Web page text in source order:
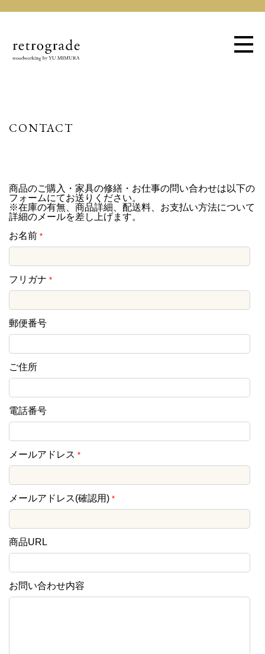
CONTACT
商品のご購入・家具の修繕・お仕事の問い合わせは以下の
フォームにてお送りください。
※在庫の有無、商品詳細、配送料、お支払い方法について
詳細のメールを差し上げます。
お名前 *
フリガナ *
郵便番号
ご住所
電話番号
メールアドレス *
メールアドレス(確認用) *
商品URL
お問い合わせ内容